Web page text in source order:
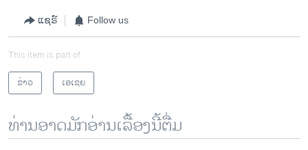
ແຊຣ໌ Follow us
This item is part of
ຂ່າວ
ເອເຊຍ
ທ່ານອາດມັກອ່ານເລື້ອງນີ້ຕື່ມ